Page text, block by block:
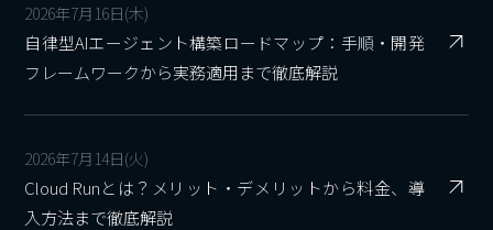
2026年7月16日(木)
自律型AIエージェント構築ロードマップ：手順・開発
フレームワークから実務適用まで徹底解説
2026年7月14日(火)
Cloud Runとは？メリット・デメリットから料金、導
入方法まで徹底解説